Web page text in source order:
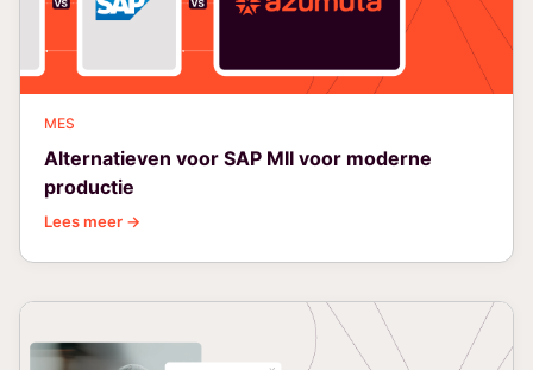
MES
Alternatieven voor SAP MII voor moderne
productie
Lees meer →